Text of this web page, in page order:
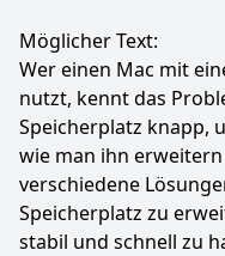
Möglicher Text:
Wer einen Mac mit
nutzt, kennt das
Speicherplatz knapp,
wie man ihn
verschiedene
Speicherplatz zu
stabil und schnell zu